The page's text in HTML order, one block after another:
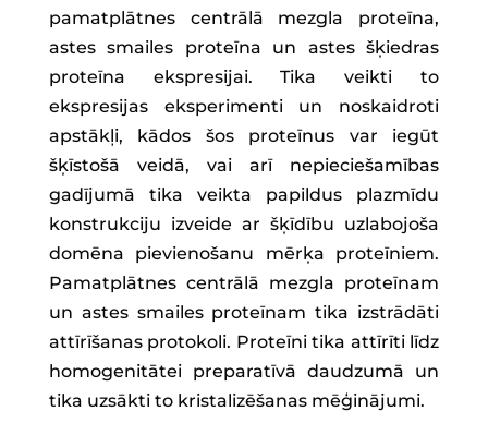
pamatplātnes centrālā mezgla proteīna,
astes smailes proteīna un astes šķiedras
proteīna ekspresijai. Tika veikti to
ekspresijas eksperimenti un noskaidroti
apstākļi, kādos šos proteīnus var iegūt
šķīstošā veidā, vai arī nepieciešamības
gadījumā tika veikta papildus plazmīdu
konstrukciju izveide ar šķīdību uzlabojoša
domēna pievienošanu mērķa proteīniem.
Pamatplātnes centrālā mezgla proteīnam
un astes smailes proteīnam tika izstrādāti
attīrīšanas protokoli. Proteīni tika attīrīti līdz
homogenitātei preparatīvā daudzumā un
tika uzsākti to kristalizēšanas mēģinājumi.